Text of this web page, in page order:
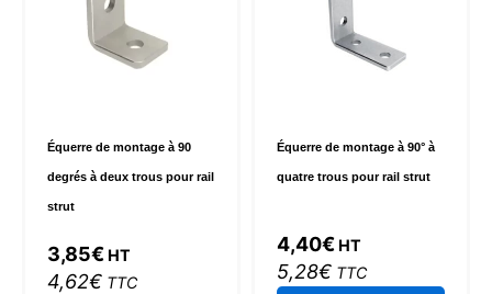
Équerre de montage à 90
degrés à deux trous pour rail
strut
3,85€HT
4,62€TTC
Équerre de montage à 90° à
quatre trous pour rail strut
4,40€ HT
5,28€ TTC